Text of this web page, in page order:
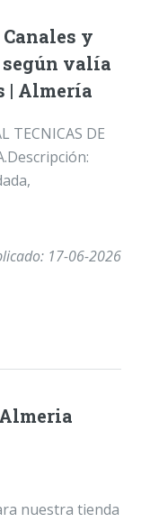
y
según valía
| Almería
TECNICAS DE
17-06-2026
nuestra tienda